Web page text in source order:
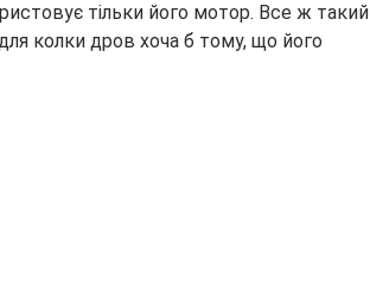
тільки його мотор. Все ж такий
колки дров хоча б тому, що його